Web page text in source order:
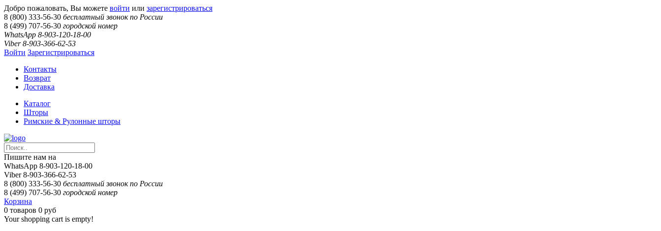
Добро пожаловать, Вы можете войти или зарегистрироваться
8 (800) 333-56-30 бесплатный звонок по России
8 (499) 707-56-30 городской номер
WhatsApp 8-903-120-18-00
Viber 8-903-366-62-53
Войти Зарегистрироваться
Контакты
Возврат
Доставка
Каталог
Шторы
Римские & Рулонные шторы
Пишите нам на
WhatsApp 8-903-120-18-00
Viber 8-903-366-62-53
8 (800) 333-56-30 бесплатный звонок по России
8 (499) 707-56-30 городской номер
Корзина
0 товаров 0 руб
Your shopping cart is empty!